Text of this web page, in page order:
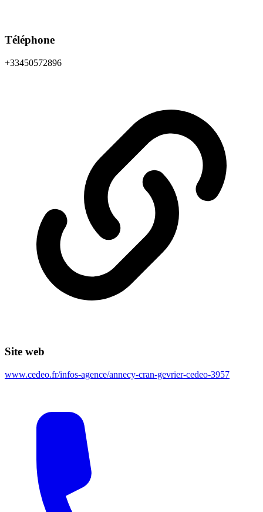
Téléphone
+33450572896
Site web
www.cedeo.fr/infos-agence/annecy-cran-gevrier-cedeo-3957